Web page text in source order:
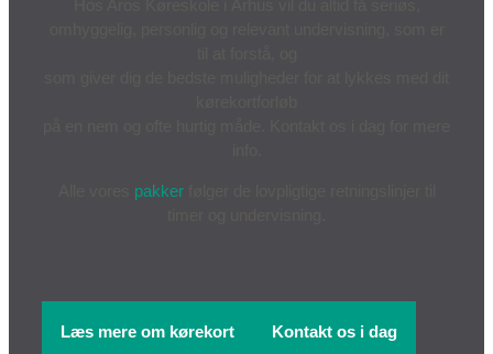
pakkerfølger de lovpligtige retningslinjer til
Læs mere om kørekort Kontakt os i dag